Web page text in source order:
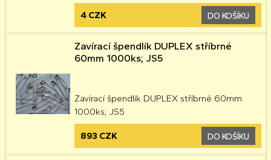
4 CZK DO KOŠÍKU
Zavírací špendlík DUPLEX stříbrné
60mm 1000ks; JS5
Zavírací špendlík DUPLEX stříbrné 60mm
1000ks; JS5
893 CZK DO KOŠÍKU